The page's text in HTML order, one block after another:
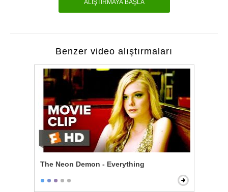
ALIŞTIRMAYA BAŞLA
Benzer video alıştırmaları
The Neon Demon - Everything